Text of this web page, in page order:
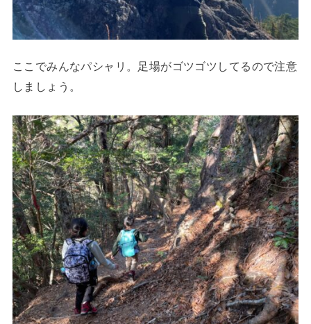
ここでみんなパシャリ。足場がゴツゴツしてるので注意
しましょう。